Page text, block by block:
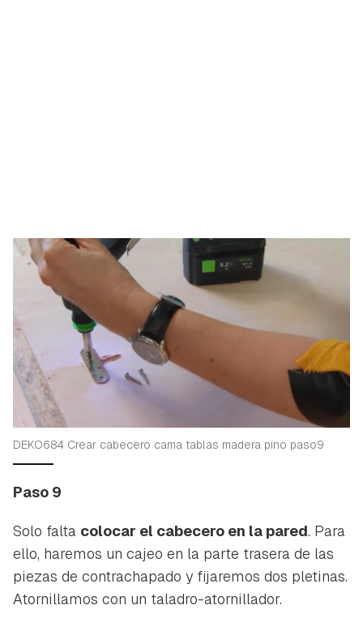
DEKO684 Crear cabecero cama tablas madera pino paso9
Paso 9
Solo falta colocar el cabecero en la pared. Para
ello, haremos un cajeo en la parte trasera de las
piezas de contrachapado y fijaremos dos pletinas.
Atornillamos con un taladro-atornillador.